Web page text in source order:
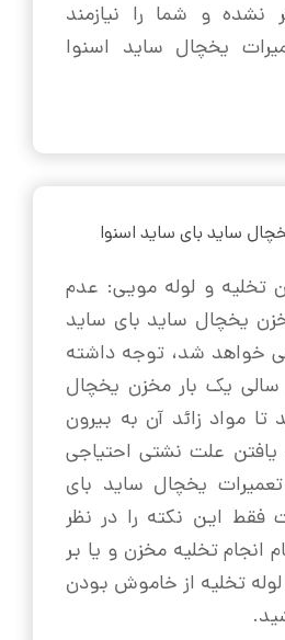
نشده و شما را نیازمند
یخچال ساید اسنوا
ساید بای ساید اسنوا
تخلیه و لوله مویی: عدم
یخچال ساید بای ساید
خواهد شد، توجه داشته
یک بار مخزن یخچال
تا مواد زائد آن به بیرون
یافتن علت نشتی احتیاجی
تعمیرات یخچال ساید بای
فقط این نکته را در نظر
انجام تخلیه مخزن و یا بر
تخلیه از خاموش بودن